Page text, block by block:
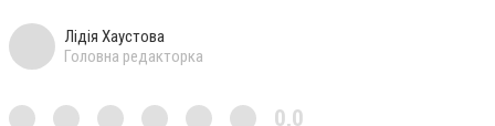
Лідія Хаустова
Головна редакторка
0,0